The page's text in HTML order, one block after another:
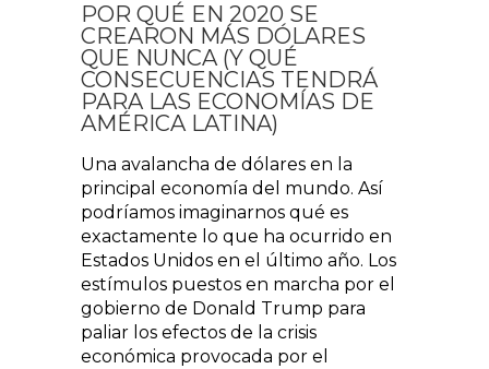
POR QUÉ EN 2020 SE
CREARON MÁS DÓLARES
QUE NUNCA (Y QUÉ
CONSECUENCIAS TENDRÁ
PARA LAS ECONOMÍAS DE
AMÉRICA LATINA)
Una avalancha de dólares en la
principal economía del mundo. Así
podríamos imaginarnos qué es
exactamente lo que ha ocurrido en
Estados Unidos en el último año. Los
estímulos puestos en marcha por el
gobierno de Donald Trump para
paliar los efectos de la crisis
económica provocada por el